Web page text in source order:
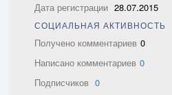
Дата регистрации 28.07.2015
СОЦИАЛЬНАЯ АКТИВНОСТЬ
Получено комментариев 0
Написано комментариев 0
Подписчиков 0